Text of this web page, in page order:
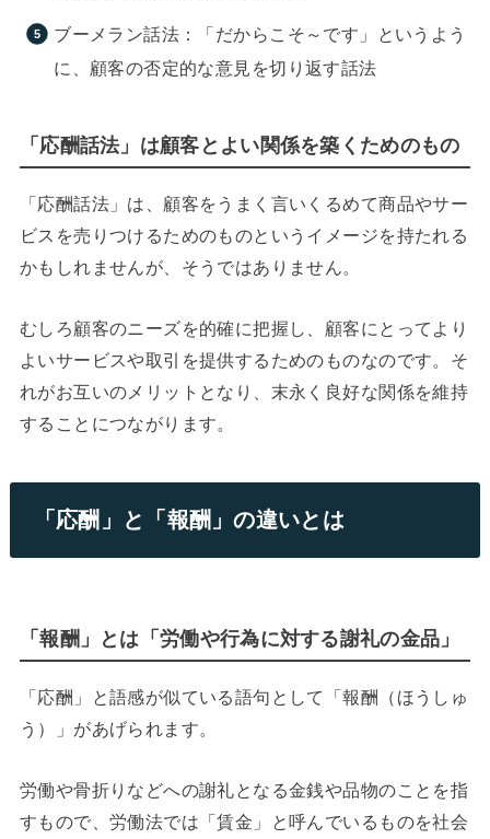
ブーメラン話法：「だからこそ～です」というよう
に、顧客の否定的な意見を切り返す話法
「応酬話法」は顧客とよい関係を築くためのもの
「応酬話法」は、顧客をうまく言いくるめて商品やサー
ビスを売りつけるためのものというイメージを持たれる
かもしれませんが、そうではありません。
むしろ顧客のニーズを的確に把握し、顧客にとってより
よいサービスや取引を提供するためのものなのです。そ
れがお互いのメリットとなり、末永く良好な関係を維持
することにつながります。
「応酬」と「報酬」の違いとは
「報酬」とは「労働や行為に対する謝礼の金品」
「応酬」と語感が似ている語句として「報酬（ほうしゅ
う）」があげられます。
労働や骨折りなどへの謝礼となる金銭や品物のことを指
すもので、労働法では「賃金」と呼んでいるものを社会